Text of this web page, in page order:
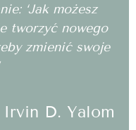
‘Jak możesz
tworzyć nowego
zmienić swoje
Irvin D. Yalom